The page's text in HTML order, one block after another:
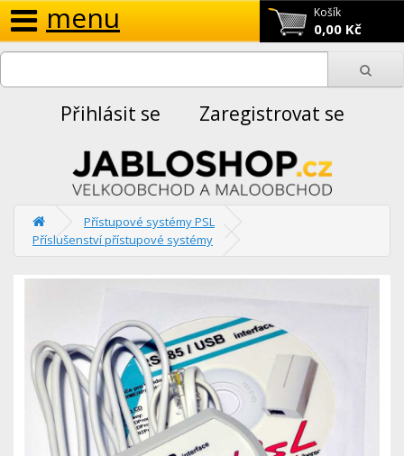
Košík
0,00 Kč
menu
Přihlásit se Zaregistrovat se
Přístupové systémy PSL
Příslušenství přístupové systémy